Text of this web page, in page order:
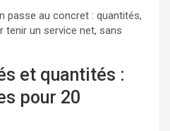
passe au concret : quantités,
tenir un service net, sans
et quantités :
pour 20